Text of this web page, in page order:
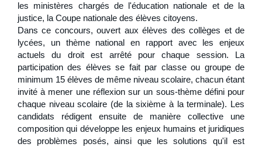
les ministères chargés de l'éducation nationale et de la
justice, la Coupe nationale des élèves citoyens.
Dans ce concours, ouvert aux élèves des collèges et de
lycées, un thème national en rapport avec les enjeux
actuels du droit est arrêté pour chaque session. La
participation des élèves se fait par classe ou groupe de
minimum 15 élèves de même niveau scolaire, chacun étant
invité à mener une réflexion sur un sous-thème défini pour
chaque niveau scolaire (de la sixième à la terminale). Les
candidats rédigent ensuite de manière collective une
composition qui développe les enjeux humains et juridiques
des problèmes posés, ainsi que les solutions qu'il est